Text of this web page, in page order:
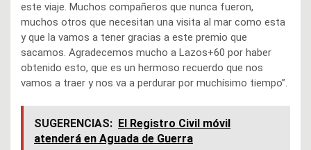
este viaje. Muchos compañeros que nunca fueron,
muchos otros que necesitan una visita al mar como esta
y que la vamos a tener gracias a este premio que
sacamos. Agradecemos mucho a Lazos+60 por haber
obtenido esto, que es un hermoso recuerdo que nos
vamos a traer y nos va a perdurar por muchísimo tiempo”.
SUGERENCIAS: El Registro Civil móvil
atenderá en Aguada de Guerra